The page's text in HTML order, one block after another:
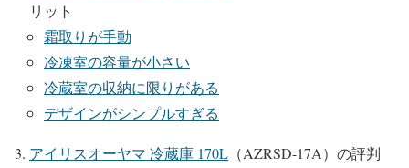
リット
霜取りが手動
冷凍室の容量が小さい
冷蔵室の収納に限りがある
デザインがシンプルすぎる
アイリスオーヤマ 冷蔵庫 170L （AZRSD-17A）の評判